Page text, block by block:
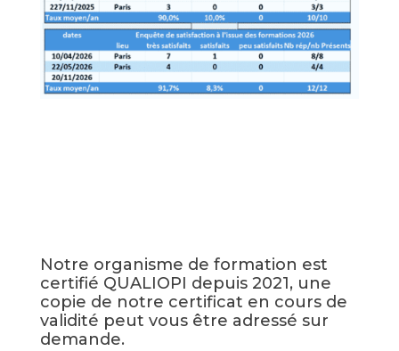
Notre organisme de formation est
certifié QUALIOPI depuis 2021, une
copie de notre certificat en cours de
validité peut vous être adressé sur
demande.